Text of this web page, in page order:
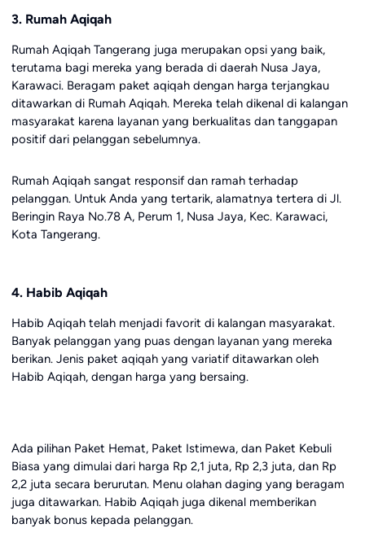
3. Rumah Aqiqah
Rumah Aqiqah Tangerang juga merupakan opsi yang baik,
terutama bagi mereka yang berada di daerah Nusa Jaya,
Karawaci. Beragam paket aqiqah dengan harga terjangkau
ditawarkan di Rumah Aqiqah. Mereka telah dikenal di kalangan
masyarakat karena layanan yang berkualitas dan tanggapan
positif dari pelanggan sebelumnya.
Rumah Aqiqah sangat responsif dan ramah terhadap
pelanggan. Untuk Anda yang tertarik, alamatnya tertera di Jl.
Beringin Raya No.78 A, Perum 1, Nusa Jaya, Kec. Karawaci,
Kota Tangerang.
4. Habib Aqiqah
Habib Aqiqah telah menjadi favorit di kalangan masyarakat.
Banyak pelanggan yang puas dengan layanan yang mereka
berikan. Jenis paket aqiqah yang variatif ditawarkan oleh
Habib Aqiqah, dengan harga yang bersaing.
Ada pilihan Paket Hemat, Paket Istimewa, dan Paket Kebuli
Biasa yang dimulai dari harga Rp 2,1 juta, Rp 2,3 juta, dan Rp
2,2 juta secara berurutan. Menu olahan daging yang beragam
juga ditawarkan. Habib Aqiqah juga dikenal memberikan
banyak bonus kepada pelanggan.